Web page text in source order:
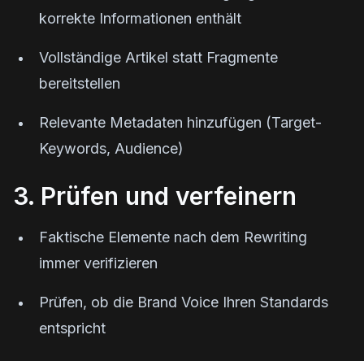
korrekte Informationen enthält
Vollständige Artikel statt Fragmente
bereitstellen
Relevante Metadaten hinzufügen (Target-
Keywords, Audience)
3. Prüfen und verfeinern
Faktische Elemente nach dem Rewriting
immer verifizieren
Prüfen, ob die Brand Voice Ihren Standards
entspricht